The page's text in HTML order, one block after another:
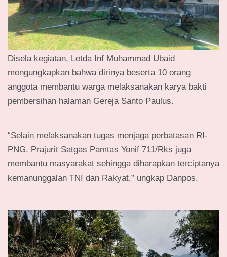
Disela kegiatan, Letda Inf Muhammad Ubaid
mengungkapkan bahwa dirinya beserta 10 orang
anggota membantu warga melaksanakan karya bakti
pembersihan halaman Gereja Santo Paulus.
“Selain melaksanakan tugas menjaga perbatasan RI-
PNG, Prajurit Satgas Pamtas Yonif 711/Rks juga
membantu masyarakat sehingga diharapkan terciptanya
kemanunggalan TNI dan Rakyat,” ungkap Danpos.